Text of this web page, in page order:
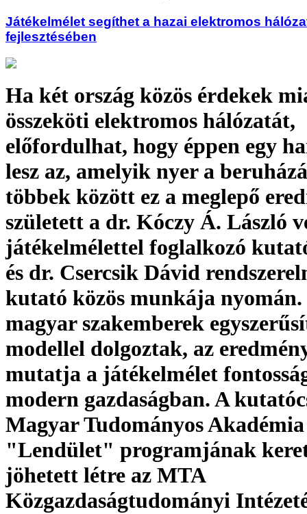
Játékelmélet segíthet a hazai elektromos
fejlesztésében
Ha két ország közös érdekek
összeköti elektromos hálózatát,
előfordulhat, hogy éppen egy
lesz az, amelyik nyer a
többek között ez a meglepő
született a dr. Kóczy Á. László
játékelmélettel foglalkozó
és dr. Csercsik Dávid
kutató közös munkája nyomán.
magyar szakemberek
modellel dolgoztak, az
mutatja a játékelmélet
modern gazdaságban. A
Magyar Tudományos Akadémia
"Lendület" programjának
jöhetett létre az MTA
Közgazdaságtudományi